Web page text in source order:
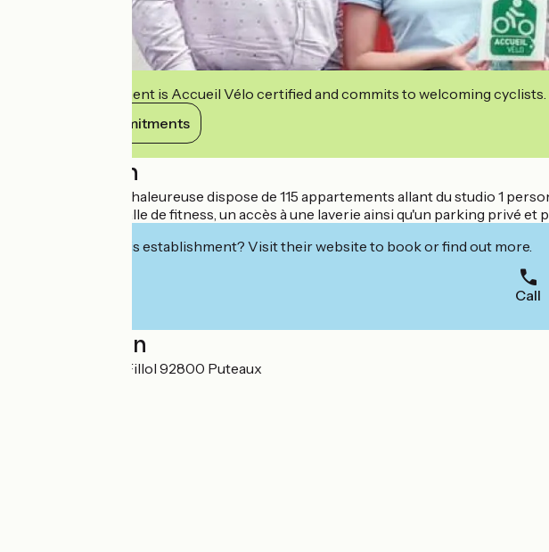
This establishment is Accueil Vélo certified and commits to welcoming cyclists.
View its commitments
Description
Cette résidence chaleureuse dispose de 115 appartements allant du studio 1
disposition une salle de fitness, un accès à une laverie ainsi qu'un parking privé
Interested in this establishment? Visit their website to book or find out more.
Call
Localisation
70 rue Roque de Fillol 92800 Puteaux